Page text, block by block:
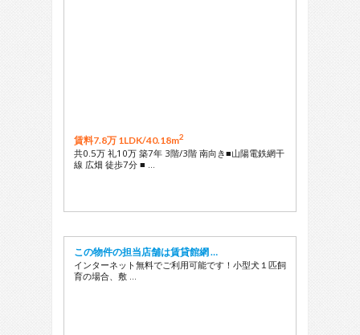
賃料7.8万 1LDK/40.18m2
共0.5万 礼10万 築7年 3階/3階 南向き■山陽電鉄網干
線 広畑 徒歩7分 ■ …
この物件の担当店舗は賃貸館網 …
インターネット無料でご利用可能です！小型犬１匹飼
育の場合、敷 …